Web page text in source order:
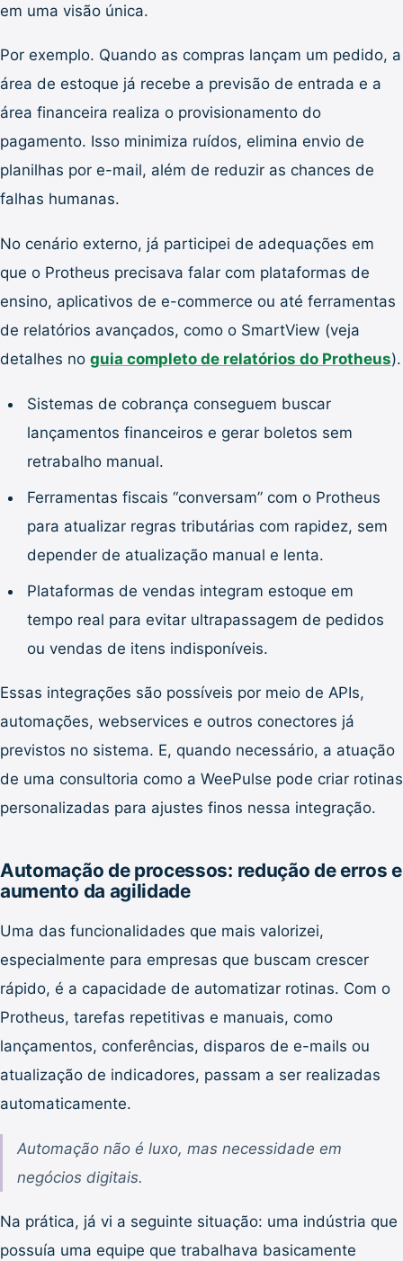
em uma visão única.
Por exemplo. Quando as compras lançam um pedido, a
área de estoque já recebe a previsão de entrada e a
área financeira realiza o provisionamento do
pagamento. Isso minimiza ruídos, elimina envio de
planilhas por e-mail, além de reduzir as chances de
falhas humanas.
No cenário externo, já participei de adequações em
que o Protheus precisava falar com plataformas de
ensino, aplicativos de e-commerce ou até ferramentas
de relatórios avançados, como o SmartView (veja
detalhes no guia completo de relatórios do Protheus).
Sistemas de cobrança conseguem buscar
lançamentos financeiros e gerar boletos sem
retrabalho manual.
Ferramentas fiscais “conversam” com o Protheus
para atualizar regras tributárias com rapidez, sem
depender de atualização manual e lenta.
Plataformas de vendas integram estoque em
tempo real para evitar ultrapassagem de pedidos
ou vendas de itens indisponíveis.
Essas integrações são possíveis por meio de APIs,
automações, webservices e outros conectores já
previstos no sistema. E, quando necessário, a atuação
de uma consultoria como a WeePulse pode criar rotinas
personalizadas para ajustes finos nessa integração.
Automação de processos: redução de erros e
aumento da agilidade
Uma das funcionalidades que mais valorizei,
especialmente para empresas que buscam crescer
rápido, é a capacidade de automatizar rotinas. Com o
Protheus, tarefas repetitivas e manuais, como
lançamentos, conferências, disparos de e-mails ou
atualização de indicadores, passam a ser realizadas
automaticamente.
Automação não é luxo, mas necessidade em
negócios digitais.
Na prática, já vi a seguinte situação: uma indústria que
possuía uma equipe que trabalhava basicamente